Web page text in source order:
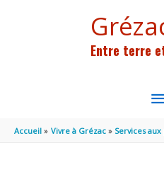
Entre terre
Accueil Vivre à Grézac Services